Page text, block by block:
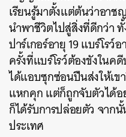
เรียนรู้มาตั้งแต่ต้นว่าอาช
นำพาชีวิตไปสู่สิ่งที่ดีกว่า
ปาร์เกอร์อายุ 19 แบร์โรว์
ครั้งที่แบร์โรว์ต้องขังในค
ได้แอบซุกซ่อนปืนส่งให้เข
แหกคุก แต่ก็ถูกจับตัวได้อ
ก็ได้รับการปล่อยตัว จาก
ประเทศ